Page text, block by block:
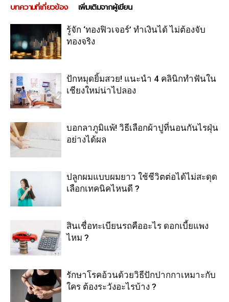
บทความที่เกี่ยวข้อง เพิ่มเติมจากผู้เขียน
รู้จัก ‘ทองฟิวเจอร์’ ทำเงินได้ ไม่ต้องจับ
ทองจริง
ปักหมุดยิ้มสวย! แนะนำ 4 คลินิกทำฟันใน
เชียงใหม่น่าไปลอง
บอกลาภูมิแพ้! วิธีเลือกผ้าปูที่นอนกันไรฝุ่น
อย่างได้ผล
ปลูกผมแบบผมยาว ใช้ชีวิตต่อได้ไม่สะดุด
เลือกเทคนิคไหนดี ?
สินเชื่อทะเบียนรถคืออะไร ดอกเบี้ยแพง
ไหม ?
รักษาโรคอ้วนด้วยวิธีปักปากกาเหมาะกับ
ใคร ต้องระวังอะไรบ้าง ?